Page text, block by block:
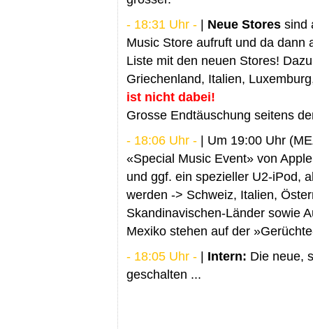
- 18:31 Uhr - | Neue Stores sind
Music Store aufruft und da dann
Liste mit den neuen Stores!
Griechenland, Italien,
ist nicht dabei!
Grosse Endtäuschung seitens
- 18:06 Uhr - | Um 19:00 Uhr
«Special Music Event» von
und ggf. ein spezieller U2-iPod,
werden -> Schweiz, Italien,
Skandinavischen-Länder sowie
Mexiko stehen auf der
- 18:05 Uhr - | Intern: Die neue,
geschalten ...